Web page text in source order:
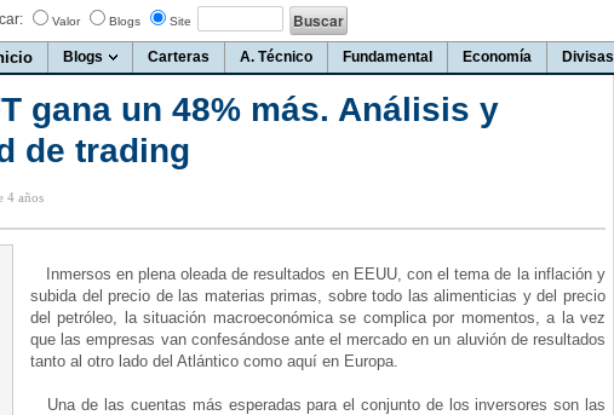
Valor Blogs Site
Blogs Carteras A. Técnico Fundamental Economía Divisas
gana un 48% más. Análisis y
de trading
4 años
Inmersos en plena oleada de resultados en EEUU, con el tema de la inflación y
subida del precio de las materias primas, sobre todo las alimenticias y del precio
del petróleo, la situación macroeconómica se complica por momentos, a la vez
que las empresas van confesándose ante el mercado en un aluvión de resultados
tanto al otro lado del Atlántico como aquí en Europa.
Una de las cuentas más esperadas para el conjunto de los inversores son las